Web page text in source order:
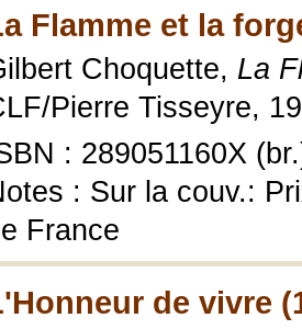
Flamme et la
Choquette, La
Pierre Tisseyre,
: 289051160X
: Sur la couv.:
France
de vivre